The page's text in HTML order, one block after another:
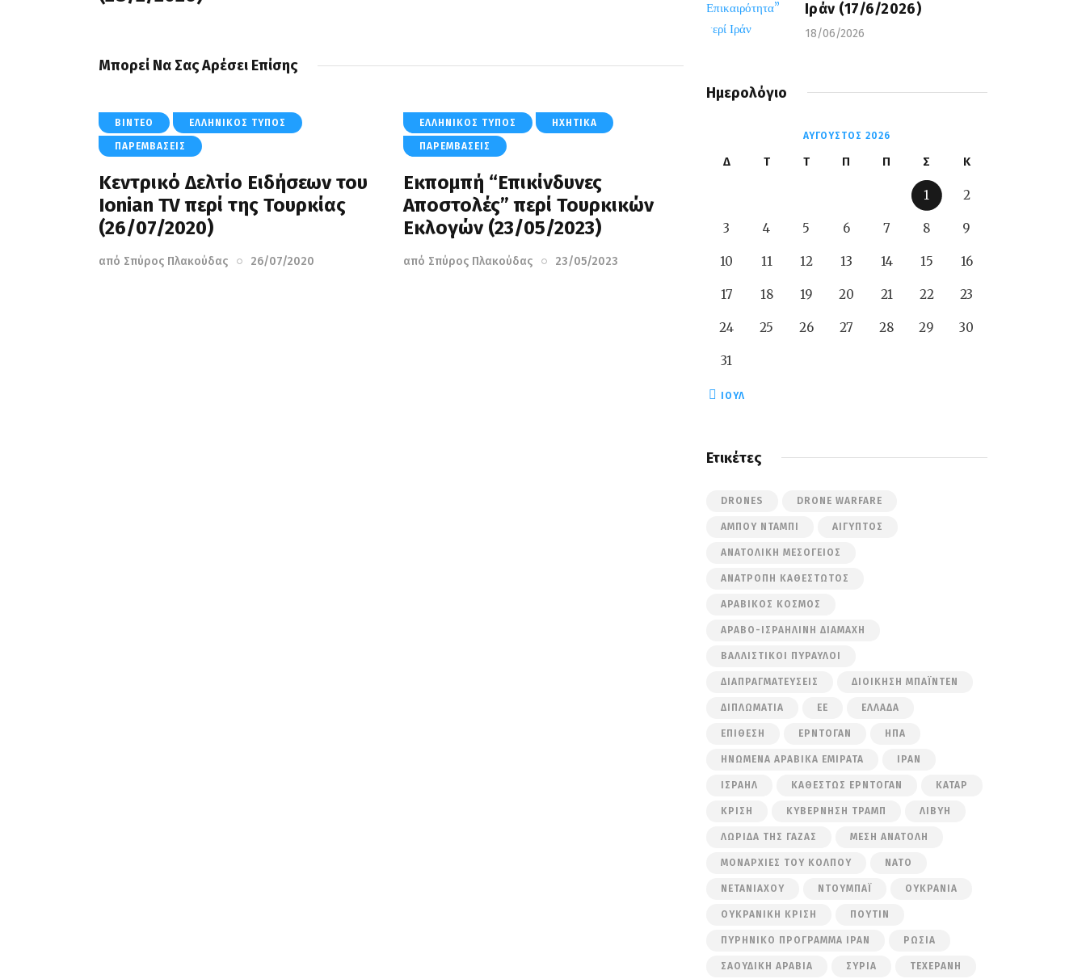
Μπορεί Να Σας Αρέσει Επίσης
ΒΊΝΤΕΟ ΕΛΛΗΝΙΚΌΣ ΤΎΠΟΣ
ΠΑΡΕΜΒΆΣΕΙΣ
Κεντρικό Δελτίο Ειδήσεων του
Ionian TV περί της Τουρκίας
(26/07/2020)
από Σπύρος Πλακούδας 26/07/2020
ΕΛΛΗΝΙΚΌΣ ΤΎΠΟΣ ΗΧΗΤΙΚΆ
ΠΑΡΕΜΒΆΣΕΙΣ
Eκπομπή “Επικίνδυνες
Αποστολές” περί Τουρκικών
Εκλογών (23/05/2023)
από Σπύρος Πλακούδας 23/05/2023
Ιράν (17/6/2026)
18/06/2026
Ημερολόγιο
ΑΎΓΟΥΣΤΟΣ 2026
Δ Τ Τ Π Π Σ Κ
1 2
3 4 5 6 7 8 9
10 11 12 13 14 15 16
17 18 19 20 21 22 23
24 25 26 27 28 29 30
31
« ΙΟΎΛ
Ετικέτες
DRONES DRONE WARFARE
ΆΜΠΟΥ ΝΤΆΜΠΙ ΑΊΓΥΠΤΟΣ
ΑΝΑΤΟΛΙΚΉ ΜΕΣΌΓΕΙΟΣ
ΑΝΑΤΡΟΠΉ ΚΑΘΕΣΤΏΤΟΣ
ΑΡΑΒΙΚΌΣ ΚΌΣΜΟΣ
ΑΡΑΒΟ-ΙΣΡΑΗΛΙΝΉ ΔΙΑΜΆΧΗ
ΒΑΛΛΙΣΤΙΚΟΊ ΠΎΡΑΥΛΟΙ
ΔΙΑΠΡΑΓΜΑΤΕΎΣΕΙΣ ΔΙΟΊΚΗΣΗ ΜΠΆΙΝΤΕΝ
ΔΙΠΛΩΜΑΤΊΑ ΕΕ ΕΛΛΆΔΑ
ΕΠΊΘΕΣΗ ΕΡΝΤΟΓΆΝ ΗΠΑ
ΗΝΩΜΈΝΑ ΑΡΑΒΙΚΆ ΕΜΙΡΆΤΑ ΙΡΆΝ
ΙΣΡΑΉΛ ΚΑΘΕΣΤΏΣ ΕΡΝΤΟΓΆΝ ΚΑΤΆΡ
ΚΡΊΣΗ ΚΥΒΈΡΝΗΣΗ ΤΡΑΜΠ ΛΙΒΎΗ
ΛΩΡΊΔΑ ΤΗΣ ΓΆΖΑΣ ΜΈΣΗ ΑΝΑΤΟΛΉ
ΜΟΝΑΡΧΊΕΣ ΤΟΥ ΚΌΛΠΟΥ ΝΑΤΟ
ΝΕΤΑΝΙΆΧΟΥ ΝΤΟΥΜΠΆΙ ΟΥΚΡΑΝΊΑ
ΟΥΚΡΑΝΙΚΉ ΚΡΊΣΗ ΠΟΎΤΙΝ
ΠΥΡΗΝΙΚΌ ΠΡΌΓΡΑΜΜΑ ΙΡΆΝ ΡΩΣΊΑ
ΣΑΟΥΔΙΚΉ ΑΡΑΒΊΑ ΣΥΡΊΑ ΤΕΧΕΡΆΝΗ